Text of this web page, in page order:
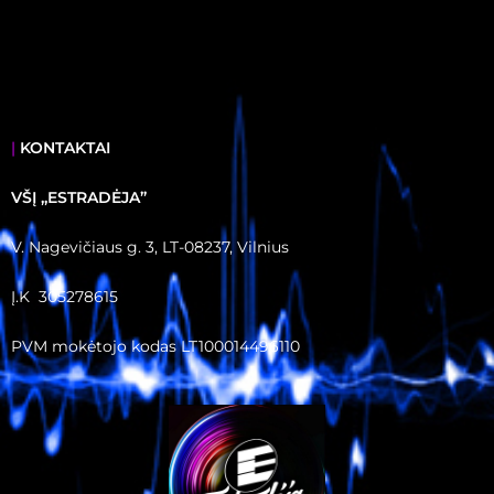
| KONTAKTAI
VŠĮ ,,ESTRADĖJA”
V. Nagevičiaus g. 3, LT-08237, Vilnius
Į.K 305278615
PVM mokėtojo kodas LT100014496110